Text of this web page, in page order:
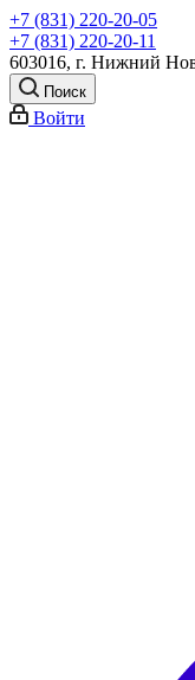
+7 (831) 220-20-05
+7 (831) 220-20-11
603016, г. Нижний
Поиск
Войти